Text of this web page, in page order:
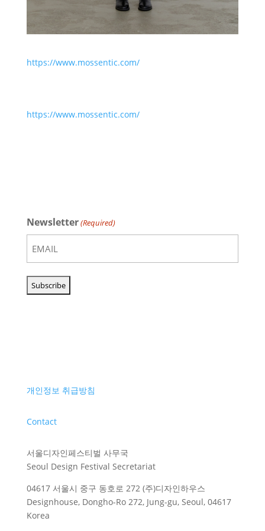
https://www.mossentic.com/
https://www.mossentic.com/
Newsletter(Required)
개인정보 취급방침
Contact
서울디자인페스티벌 사무국
Seoul Design Festival Secretariat
04617 서울시 중구 동호로 272 (주)디자인하우스
Designhouse, Dongho-Ro 272, Jung-gu, Seoul, 04617
Korea